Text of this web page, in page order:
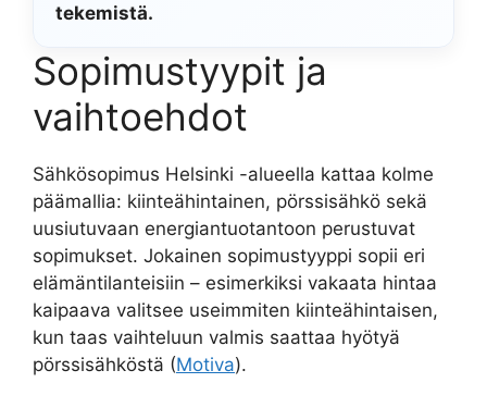
tekemistä.
Sopimustyypit ja
vaihtoehdot
Sähkösopimus Helsinki -alueella kattaa kolme
päämallia: kiinteähintainen, pörssisähkö sekä
uusiutuvaan energiantuotantoon perustuvat
sopimukset. Jokainen sopimustyyppi sopii eri
elämäntilanteisiin – esimerkiksi vakaata hintaa
kaipaava valitsee useimmiten kiinteähintaisen,
kun taas vaihteluun valmis saattaa hyötyä
pörssisähköstä (Motiva).